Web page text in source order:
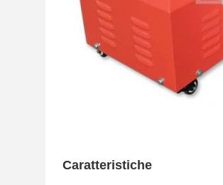
Caratteristiche